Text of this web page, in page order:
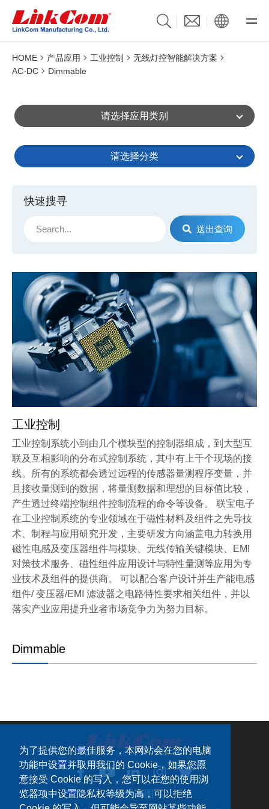
为了提供您的最佳服务，本网站会在您的电脑
功能中设置并取用我们的 Cookie，如果您愿
意接受 Cookie 的写入，您可以在您的使用浏
览器项中设置隐私权等级为高，可以拒绝
HOME 产品应用 工业控制
无线灯控智能解决方案
AC-DC
Dimmable
请选择应用类别
请选择分类
快速搜寻
送出查询
工业控制
工业控制系统小到由几个模块型的控制器组成，到大型互
联及互相影响的分布式控制系统，其中有上千个现场的接
线。所有的系统都会透过远程的传感器量测程序变量，并
且接收量测到的数据，将量测数据和理想的目标值比较，
产生透过终端控制组件控制流程的命令等设备。 联宝电子
在工业控制系统的专业领域在于磁性材料及组件之先导技
术、制程与应用研究开发，主要研发方向涵盖电力转换用
磁性电感及变压器组件与模块、无线传输关键模块、EMI
对策技术服务、磁性组件应用设计与特性量测等应用为专
业技术及组件的提供商。 可以配合客户设计并生产能电感
组件/ 变压器/EMI 滤波器之电路特性要求相关组件，并以
落实产业应用提升业者市场竞争力为努力目标。
Dimmable
网站地图